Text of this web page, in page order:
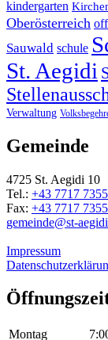
kindergarten
Oberösterreich
Sauwald schule
St. Aegidi
Verwaltung
Gemeinde
4725 St. Aegidi 10
Tel.: +43 7717
Fax: +43 7717
gemeinde@st-
Impressum
Montag